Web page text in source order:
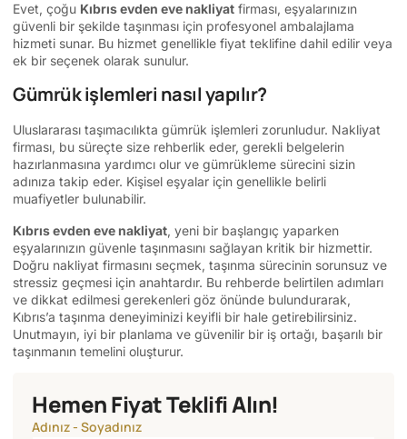
Evet, çoğu Kıbrıs evden eve nakliyat firması, eşyalarınızın
güvenli bir şekilde taşınması için profesyonel ambalajlama
hizmeti sunar. Bu hizmet genellikle fiyat teklifine dahil edilir veya
ek bir seçenek olarak sunulur.
Gümrük işlemleri nasıl yapılır?
Uluslararası taşımacılıkta gümrük işlemleri zorunludur. Nakliyat
firması, bu süreçte size rehberlik eder, gerekli belgelerin
hazırlanmasına yardımcı olur ve gümrükleme sürecini sizin
adınıza takip eder. Kişisel eşyalar için genellikle belirli
muafiyetler bulunabilir.
Kıbrıs evden eve nakliyat, yeni bir başlangıç yaparken
eşyalarınızın güvenle taşınmasını sağlayan kritik bir hizmettir.
Doğru nakliyat firmasını seçmek, taşınma sürecinin sorunsuz ve
stressiz geçmesi için anahtardır. Bu rehberde belirtilen adımları
ve dikkat edilmesi gerekenleri göz önünde bulundurarak,
Kıbrıs’a taşınma deneyiminizi keyifli bir hale getirebilirsiniz.
Unutmayın, iyi bir planlama ve güvenilir bir iş ortağı, başarılı bir
taşınmanın temelini oluşturur.
Hemen Fiyat Teklifi Alın!
Adınız - Soyadınız